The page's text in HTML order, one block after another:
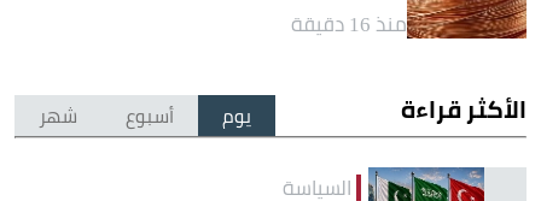
منذ 16 دقيقة
الأكثر قراءة يوم أسبوع شهر
السياسة